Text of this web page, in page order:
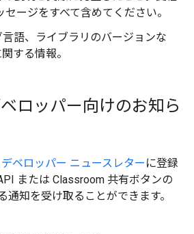
セージをすべて含めてください。
語、ライブラリのバージョンな
する情報。
ロッパー向けのお知ら
ベロッパー ニュースレター に登録
または Classroom 共有ボタンの
通知を受け取ることができます。